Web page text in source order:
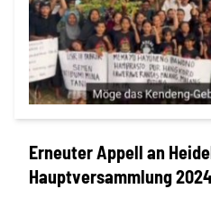
Erneuter Appell an
Hauptversammlung